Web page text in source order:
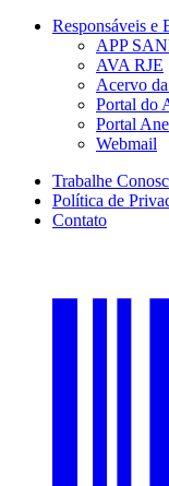
Responsáveis e
APP
AVA RJE
Acervo
Portal do
Portal
Webmail
Trabalhe
Política de
Contato